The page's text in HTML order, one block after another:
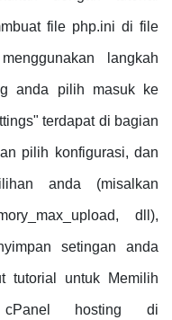
file php.ini di file
langkah
anda pilih masuk ke
terdapat di bagian
pilih konfigurasi, dan
anda (misalkan
dll),
setingan anda
tutorial untuk Memilih
hosting di